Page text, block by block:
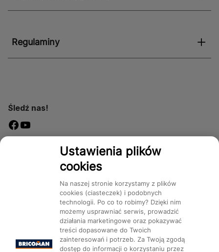
Regulaminy
Śledź nas!
Dostępność
Kategorie Produkty Marki CMS
Ustawienia plików
cookies
Na naszej stronie korzystamy z plików
cookies (ciasteczek) i podobnych
technologii. Po co to robimy? Dzięki nim
możemy usprawniać serwis, prowadzić
działania marketingowe oraz pokazywać
treści dopasowane do Twoich
zainteresowań i potrzeb. Za Twoją zgodą
dostęp do informacji o korzystaniu przez